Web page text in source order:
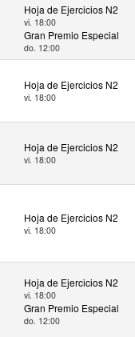
Hoja de Ejercicios N2
vi. 18:00
Gran Premio Especial
do. 12:00
Hoja de Ejercicios N2
vi. 18:00
Hoja de Ejercicios N2
vi. 18:00
Hoja de Ejercicios N2
vi. 18:00
Hoja de Ejercicios N2
vi. 18:00
Gran Premio Especial
do. 12:00